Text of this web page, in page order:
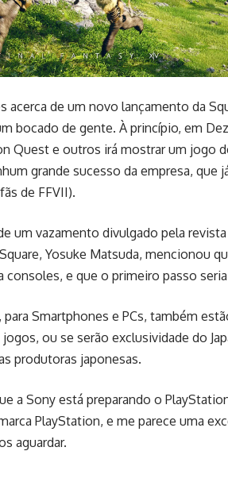
acerca de um novo lançamento da
bocado de gente. À princípio, em
Quest e outros irá mostrar um jogo
grande sucesso da empresa, que
de FFVII).
um vazamento divulgado pela
Yosuke Matsuda, mencionou
consoles, e que o primeiro passo
Smartphones e PCs, também
ou se serão exclusividade do
produtoras japonesas.
a Sony está preparando o
PlayStation, e me parece uma
aguardar.